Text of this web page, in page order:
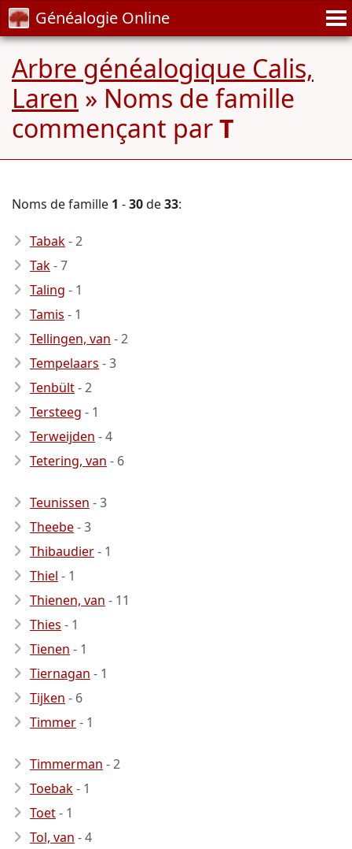
Généalogie Online
Arbre généalogique Calis,
Laren » Noms de famille
commençant parT
Noms de famille 1 -30de33:
Tabak- 2
Tak- 7
Taling - 1
Tamis - 1
Tellingen, van - 2
Tempelaars - 3
Tenbült- 2
Tersteeg - 1
Terweijden - 4
Tetering, van - 6
Teunissen - 3
Theebe- 3
Thibaudier- 1
Thiel - 1
Thienen, van - 11
Thies - 1
Tienen - 1
Tiernagan - 1
Tijken - 6
Timmer- 1
Timmerman - 2
Toebak- 1
Toet- 1
Tol, van - 4